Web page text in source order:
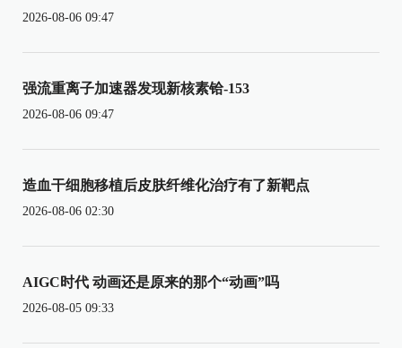
2026-08-06 09:47
强流重离子加速器发现新核素铪-153
2026-08-06 09:47
造血干细胞移植后皮肤纤维化治疗有了新靶点
2026-08-06 02:30
AIGC时代 动画还是原来的那个“动画”吗
2026-08-05 09:33